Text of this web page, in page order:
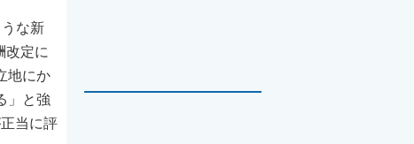
な新
改定に
地にか
」と強
当に評